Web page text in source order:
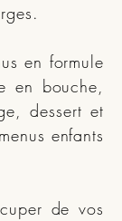
en formule
en bouche,
dessert et
enfants
de vos